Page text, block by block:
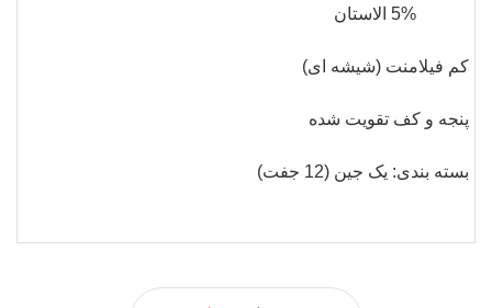
5% الاستان
کم فیلامنت (شیشه ای)
پنجه و کف تقویت شده
بسته بندی: یک جین (12 جفت)